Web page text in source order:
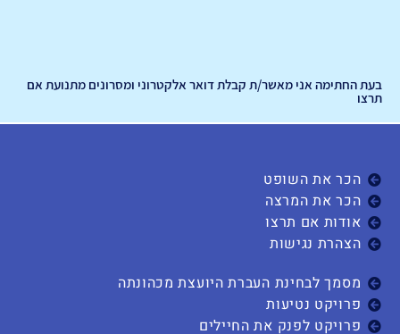
בעת החתימה אני מאשר/ת קבלת דואר אלקטרוני ומסרונים מתנועת אם
תרצו
הכר את השופט
הכר את המרצה
אודות אם תרצו
הצהרת נגישות
מסמך לבחינת העברת היועצת מכהונתה
פרויקט נטיעות
פרויקט לפנק את החיילים